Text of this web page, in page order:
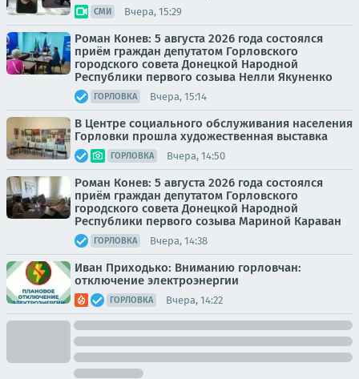
СМИ Вчера, 15:29
Роман Конев: 5 августа 2026 года состоялся
приём граждан депутатом Горловского
городского совета Донецкой Народной
Республики первого созыва Нелли Якуненко
ГОРЛОВКА Вчера, 15:14
В Центре социального обслуживания населения
Горловки прошла художественная выставка
ГОРЛОВКА Вчера, 14:50
Роман Конев: 5 августа 2026 года состоялся
приём граждан депутатом Горловского
городского совета Донецкой Народной
Республики первого созыва Мариной Караван
ГОРЛОВКА Вчера, 14:38
Иван Приходько: Вниманию горловчан:
отключение электроэнергии
ГОРЛОВКА Вчера, 14:22